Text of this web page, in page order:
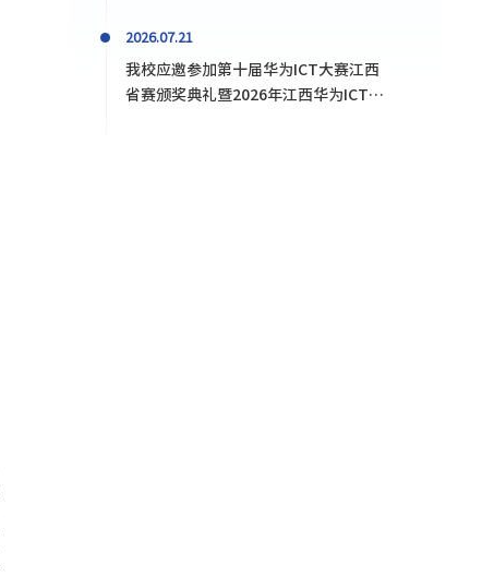
2026.07.21
我校应邀参加第十届华为ICT大赛江西
省赛颁奖典礼暨2026年江西华为ICT学